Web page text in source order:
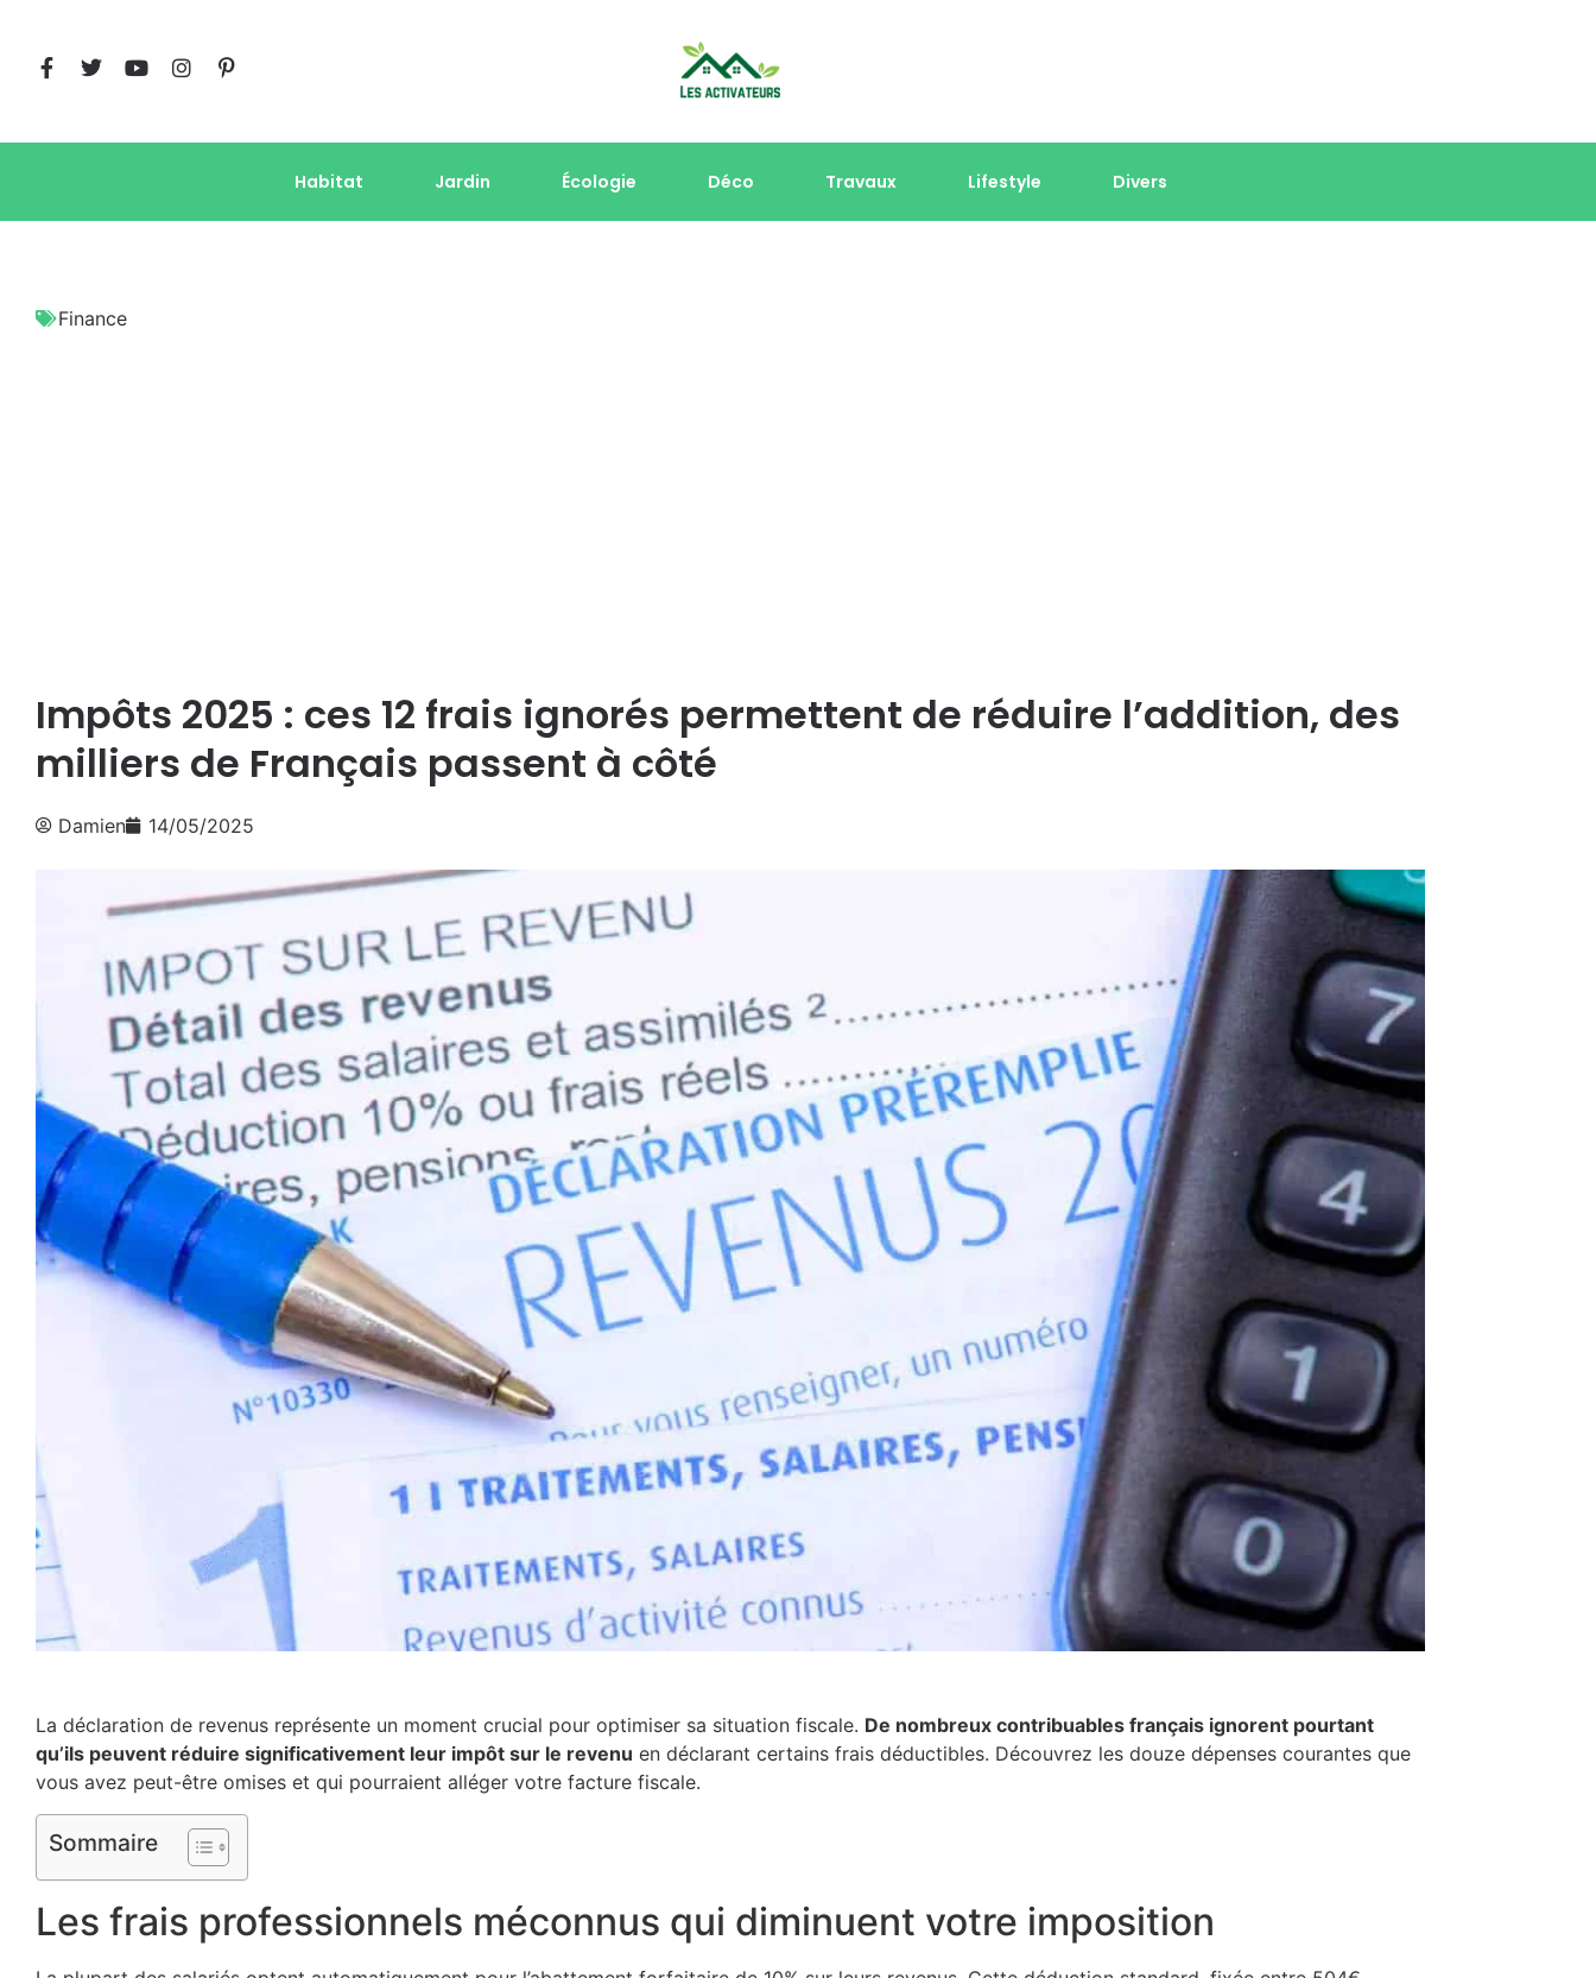
Habitat Jardin Écologie Déco Travaux Lifestyle Divers
Finance
Impôts 2025 : ces 12 frais ignorés permettent de réduire l’addition, des
milliers de Français passent à côté
Damien 14/05/2025
La déclaration de revenus représente un moment crucial pour optimiser sa situation fiscale. De nombreux contribuables français ignorent pourtant
qu’ils peuvent réduire significativement leur impôt sur le revenu en déclarant certains frais déductibles. Découvrez les douze dépenses courantes que
vous avez peut-être omises et qui pourraient alléger votre facture fiscale.
Sommaire
Les frais professionnels méconnus qui diminuent votre imposition